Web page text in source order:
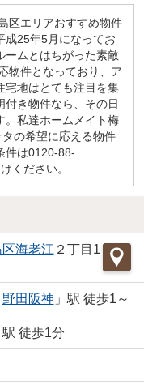
区エリアおすすめ物件
成25年5月になってお
ームとはちがった素敵
物件となっており、ア
宅地はとても注目を集
付き物件なら、その日
。私達ホームメイト梅
の希望に応える物件
件は0120-88-
ください。
海老江 ２丁目1
野田阪神 」駅 徒歩1～
駅 徒歩1分